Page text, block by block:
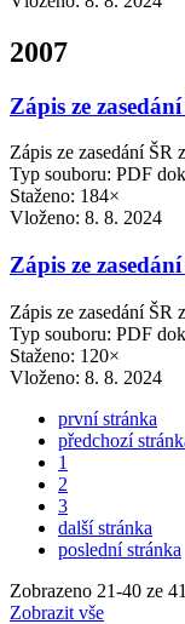
2007
Zápis ze
Zápis ze zasedání ŠR
Typ souboru: PDF
Staženo: 184×
Vloženo: 8. 8. 2024
Zápis ze
Zápis ze zasedání ŠR
Typ souboru: PDF
Staženo: 120×
Vloženo: 8. 8. 2024
první stránka
předchozí
1
2
3
další stránka
poslední stránka
Zobrazeno 21-40 ze 41
Zobrazit vše